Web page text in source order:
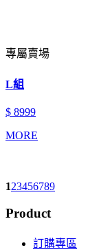
專屬賣場
L組
$ 8999
MORE
123456789
Product
訂購專區